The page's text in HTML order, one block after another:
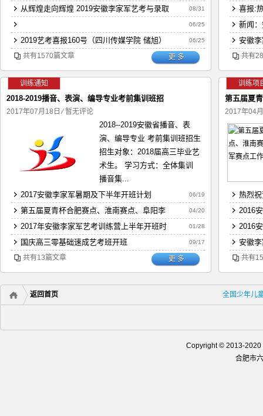
08/31
从辉煌走向辉煌 2019安徽李家军艺考与录取
06/25
06/25
2019艺考喜报160号（四川传媒学院 储旭）
共有1570篇文章 更 多
训练通知
2018-2019播音、表演、编导专业考前集训班招
2017年07月18日 ⁄暂无评论
2018--2019安徽省播音、表
演、编导专业 考前集训班招生
招生对象：2018届高三毕业艺
术生。 学习方式：全体集训
播音集...
06/19
2017安徽李家军暑期及下半年开班计划
04/20
第五届夏青杯合肥赛点、淮南赛点、阜阳李
01/28
2017年安徽李家军艺考训练营上半年开班时
09/17
国庆高三零基础速成艺考班开班
共有13篇文章 更 多
喜报:
新闻
安徽
共有
训练项
第五届夏
2017年04
热烈
2016
2016
安徽李
共有
全国少年儿
返回首页
Copyright © 2013-
合肥市